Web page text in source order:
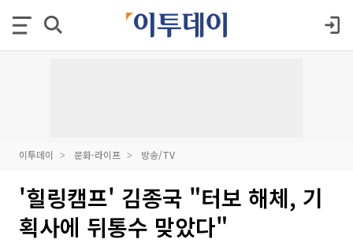
이투데이 문화·라이프 방송/TV
'힐링캠프' 김종국 "터보 해체, 기
획사에 뒤통수 맞았다"